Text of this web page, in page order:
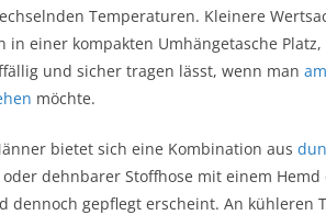
Temperaturen. Kleinere
in einer kompakten Umhängetasche Platz,
und sicher tragen lässt, wenn man
möchte.
bietet sich eine Kombination aus
oder dehnbarer Stoffhose mit einem Hemd
dennoch gepflegt erscheint. An kühleren